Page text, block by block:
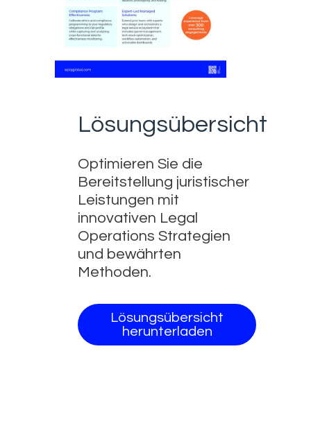
Lösungsübersicht
Optimieren Sie die
Bereitstellung juristischer
Leistungen mit
innovativen Legal
Operations Strategien
und bewährten
Methoden.
Lösungsübersicht
herunterladen